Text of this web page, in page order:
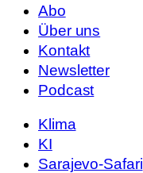
Abo
Über uns
Kontakt
Newsletter
Podcast
Klima
KI
Sarajevo-Safari